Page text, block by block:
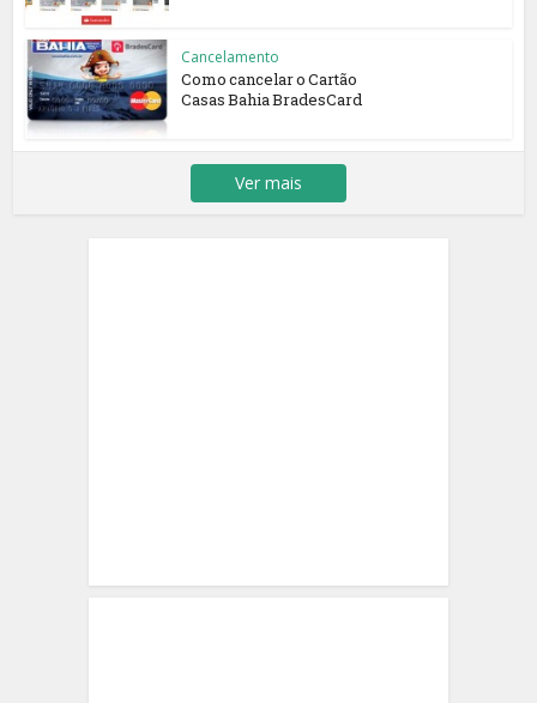
Cancelamento
Como cancelar o Cartão
Casas Bahia BradesCard
Ver mais